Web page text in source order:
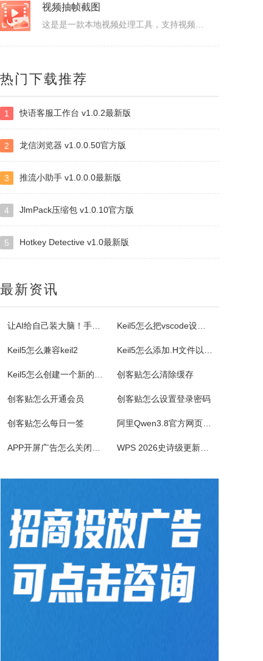
视频抽帧截图
这是是一款本地视频处理工具，支持视频单帧无损导出、视频截图、批量抽帧、视频裁剪、视频拼接和视频变速，素材在本机处理，文件无需上传，适合从视频中提取关键画面、整理多张原图或快速处理视频片段。视频抽帧：播放并定位到目标画面，显示当前帧号，支持上一帧、下一帧微调，一键导出单张PNG无损原图。视频批量抽帧截...
ImapBox邮箱网盘
云诺
NetStumbler是Windows平台下最著名的查找无线接入点的免费工具，NetStumbler支持PCMCIA无线网卡，还支持全球GPS卫星定位系统。NetStumbler支持服务集识别符(SSID)、无线加密协议(WiredEquivalentPrivacy-WEP)、开放式认证、共享密码认...
热门下载推荐
1 快语客服工作台 v1.0.2最新版
2 龙信浏览器 v1.0.0.50官方版
3 推流小助手 v1.0.0.0最新版
4 JlmPack压缩包 v1.0.10官方版
5 Hotkey Detective v1.0最新版
最新资讯
让AI给自己装大脑！手把手教你学会安装使用Agent Skill Keil5怎么把vscode设置外部编辑器
Keil5怎么兼容keil2 Keil5怎么添加.H文件以及Keil5添加.H文件的方法
Keil5怎么创建一个新的51单片机项目 创客贴怎么清除缓存
创客贴怎么开通会员 创客贴怎么设置登录密码
创客贴怎么每日一签 阿里Qwen3.8官方网页版入口
APP开屏广告怎么关闭？3招彻底关闭跳转 WPS 2026史诗级更新！重构存储管理，深度融合AI应用